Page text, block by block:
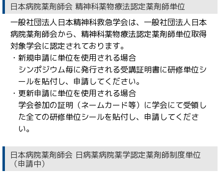
日本病院薬剤師会 精神科薬物療法認定薬剤師単位
一般社団法人日本精神科救急学会は、一般社団法人日本
病院薬剤師会から、精神科薬物療法認定薬剤師単位取得
対象学会に認定されております。
・新規申請に単位を使用される場合
シンポジウム毎に発行される受講証明書に研修単位シ
ールを貼付し、申請してください。
・更新申請に単位を使用される場合
学会参加の証明（ネームカード等）に学会にて受領し
た全ての研修単位シールを貼付し、申請してくださ
い。
日本病院薬剤師会 日病薬病院薬学認定薬剤師制度単位
（申請中）